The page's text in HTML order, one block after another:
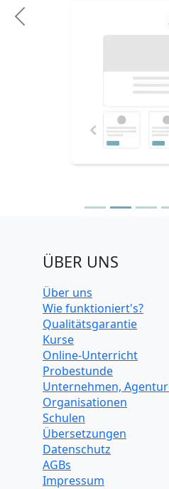
Previous
ÜBER UNS
Über uns
Wie funktioniert's?
Qualitätsgarantie
Kurse
Online-Unterricht
Probestunde
Unternehmen,
Organisationen
Schulen
Übersetzungen
Datenschutz
AGBs
Impressum